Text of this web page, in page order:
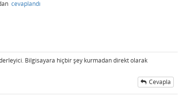
cevaplandı
Bilgisayara hiçbir şey kurmadan direkt olarak
Cevapla